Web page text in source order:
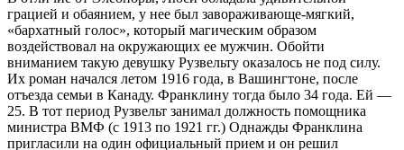
грацией и обаянием, у нее был завораживающе-мягкий,
«бархатный голос», который магическим образом
воздействовал на окружающих ее мужчин. Обойти
вниманием такую девушку Рузвельту оказалось не под силу.
Их роман начался летом 1916 года, в Вашингтоне, после
отъезда семьи в Канаду. Франклину тогда было 34 года. Ей —
25. В тот период Рузвельт занимал должность помощника
министра ВМФ (с 1913 по 1921 гг.) Однажды Франклина
пригласили на один официальный прием и он решил